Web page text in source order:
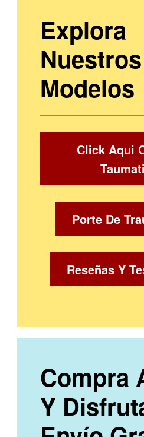
Explora
Nuestros
Modelos
Click Aqui
Porte De
Reseñas Y
Compra
Y